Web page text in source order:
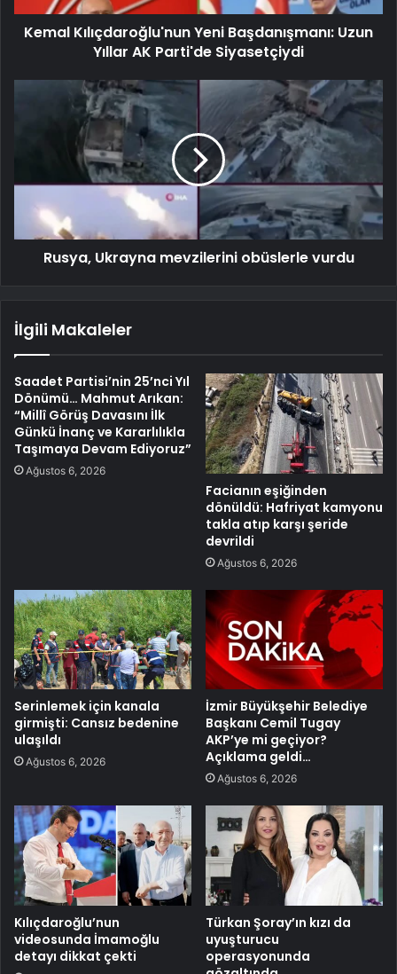
Kemal Kılıçdaroğlu'nun Yeni Başdanışmanı: Uzun
Yıllar AK Parti'de Siyasetçiydi
Rusya, Ukrayna mevzilerini obüslerle vurdu
İlgili Makaleler
Saadet Partisi’nin 25’nci Yıl
Dönümü… Mahmut Arıkan:
“Millî Görüş Davasını İlk
Günkü İnanç ve Kararlılıkla
Taşımaya Devam Ediyoruz”
Ağustos 6, 2026
Facianın eşiğinden
dönüldü: Hafriyat kamyonu
takla atıp karşı şeride
devrildi
Ağustos 6, 2026
Serinlemek için kanala
girmişti: Cansız bedenine
ulaşıldı
Ağustos 6, 2026
İzmir Büyükşehir Belediye
Başkanı Cemil Tugay
AKP’ye mi geçiyor?
Açıklama geldi…
Ağustos 6, 2026
Kılıçdaroğlu’nun
videosunda İmamoğlu
detayı dikkat çekti
Türkan Şoray’ın kızı da
uyuşturucu
operasyonunda